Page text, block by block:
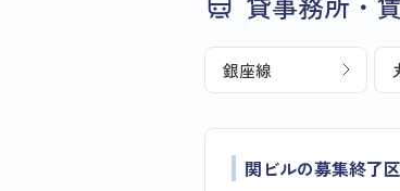
銀座線
関ビルの募集終了